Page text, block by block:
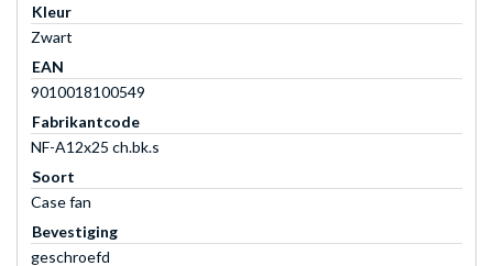
Kleur
Zwart
EAN
9010018100549
Fabrikantcode
NF-A12x25 ch.bk.s
Soort
Case fan
Bevestiging
geschroefd